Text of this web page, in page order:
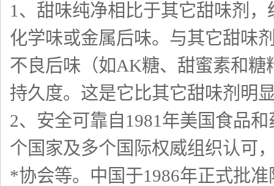
1、甜味纯净相比于其它甜味剂
化学味或金属后味。与其它甜味
不良后味（如AK糖、甜蜜素和
持久度。这是它比其它甜味剂明
2、安全可靠自1981年美国食品
个国家及多个国际权威组织认可
*协会等。中国于1986年正式批